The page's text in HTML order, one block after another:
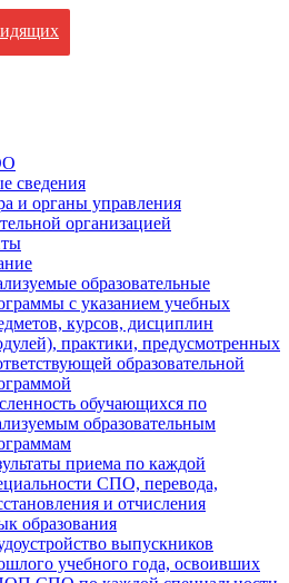
сведения
и органы управления
организацией
образовательные
с указанием учебных
курсов, дисциплин
практики, предусмотренных
образовательной
обучающихся по
образовательным
приема по каждой
СПО, перевода,
и отчисления
образования
выпускников
учебного года, освоивших